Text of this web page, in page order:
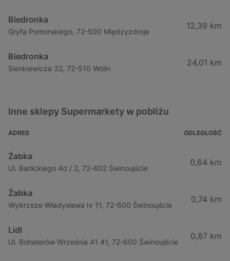
Biedronka
Gryfa Pomorskiego, 72-500 Międzyzdroje
12,39 km
Biedronka
Sienkiewicza 32, 72-510 Wolin
24,01 km
Inne sklepy Supermarkety w pobliżu
ADRES ODLEGŁOŚĆ
Żabka
Ul. Barlickiego 4d / 2, 72-602 Świnoujście
0,64 km
Żabka
Wybrzeze Władysława Iv 11, 72-600 Świnoujście
0,74 km
Lidl
Ul. Bohaterów Września 41 41, 72-600 Świnoujście
0,87 km